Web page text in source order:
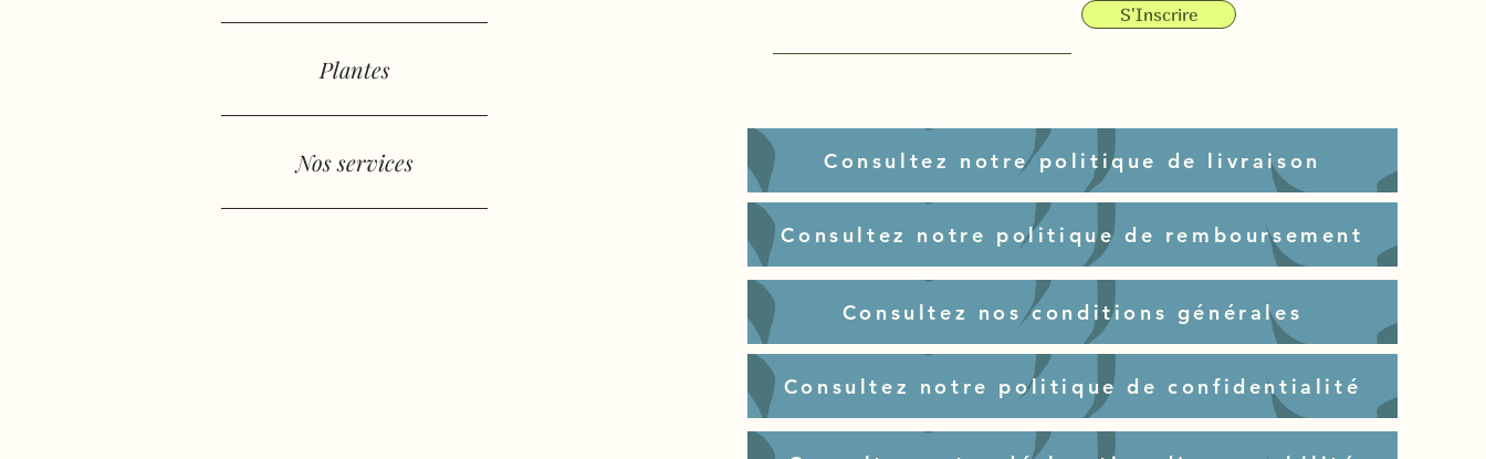
Plantes
Nos services
S'Inscrire
Consultez notre politique de livraison
Consultez notre politique de remboursement
Consultez nos conditions générales
Consultez notre politique de confidentialité